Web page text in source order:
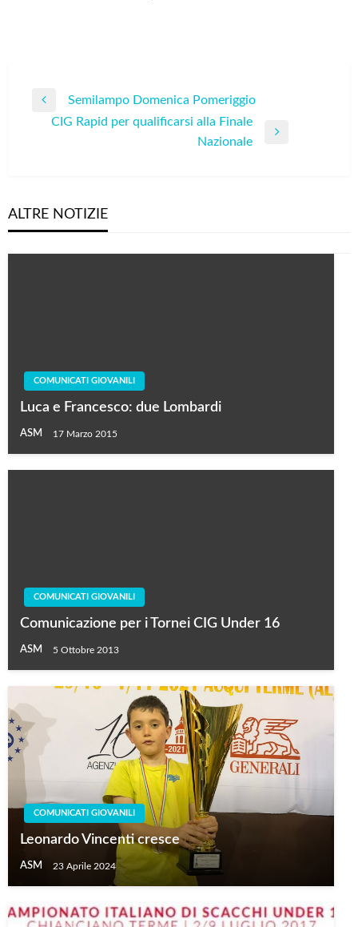
Navigazione
articoli
Post
Semilampo Domenica Pomeriggio
CIG Rapid per qualificarsi alla Finale
Nazionale
ALTRE NOTIZIE
COMUNICATI GIOVANILI
Luca e Francesco: due Lombardi
ASM 17 Marzo 2015
COMUNICATI GIOVANILI
Comunicazione per i Tornei CIG Under 16
ASM 5 Ottobre 2013
COMUNICATI GIOVANILI
Leonardo Vincenti cresce
ASM 23 Aprile 2024